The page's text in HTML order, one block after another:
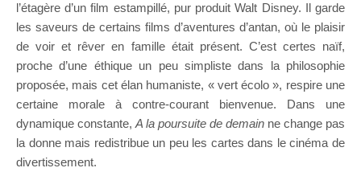
l’étagère d’un film estampillé, pur produit Walt Disney. Il garde
les saveurs de certains films d’aventures d’antan, où le plaisir
de voir et rêver en famille était présent. C’est certes naïf,
proche d’une éthique un peu simpliste dans la philosophie
proposée, mais cet élan humaniste, « vert écolo », respire une
certaine morale à contre-courant bienvenue. Dans une
dynamique constante, A la poursuite de demain ne change pas
la donne mais redistribue un peu les cartes dans le cinéma de
divertissement.